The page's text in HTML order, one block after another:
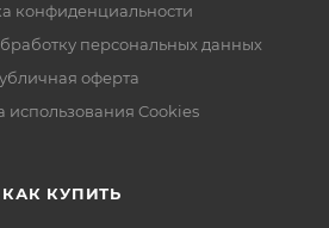
конфиденциальности
персональных данных
оферта
использования Cookies
КАК КУПИТЬ